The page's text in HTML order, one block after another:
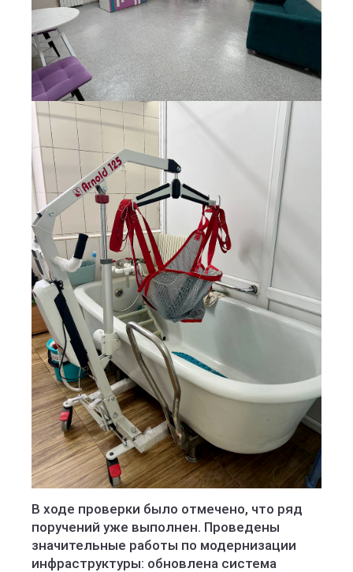
В ходе проверки было отмечено, что ряд
поручений уже выполнен. Проведены
значительные работы по модернизации
инфраструктуры: обновлена система